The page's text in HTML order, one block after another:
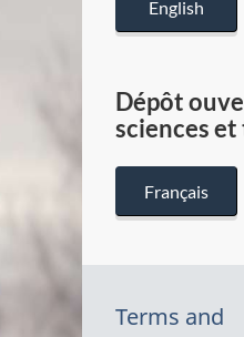
English
Dépôt
sciences
Français
Terms and